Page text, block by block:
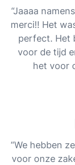
“Jaaaa
merci!! Het
perfect. Het
voor de tijd
het voor
“We hebben
voor onze